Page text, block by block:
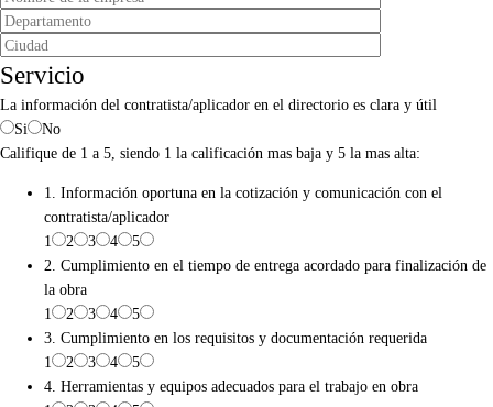
Servicio
La información del contratista/aplicador en el directorio es clara y útil
Si
No
Califique de 1 a 5, siendo 1 la calificación mas baja y 5 la mas alta:
1. Información oportuna en la cotización y comunicación con el
contratista/aplicador
1
2 3 4
5
2. Cumplimiento en el tiempo de entrega acordado para finalización de
la obra
1
2 3 4
5
3. Cumplimiento en los requisitos y documentación requerida
1
2 3 4
5
4. Herramientas y equipos adecuados para el trabajo en obra